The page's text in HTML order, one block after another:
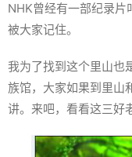
NHK曾经有一部纪录片
被大家记住。
我为了找到这个里山也
族馆，大家如果到里山
讲。来吧，看看这三好